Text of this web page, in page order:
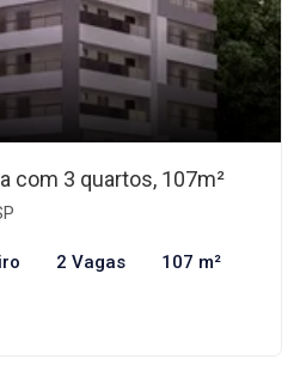
com 3 quartos, 107m²
2 Vagas 107 m²